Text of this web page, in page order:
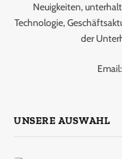
Neuigkeiten,
Technologie,
der
Email:
UNSERE AUSWAHL